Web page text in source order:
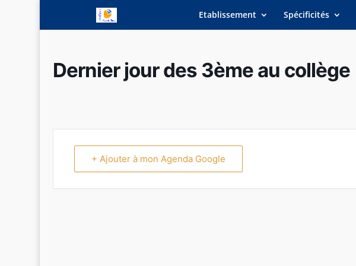
Etablissement Spécificités
Dernier jour des 3ème au collège
+ Ajouter à mon Agenda Google